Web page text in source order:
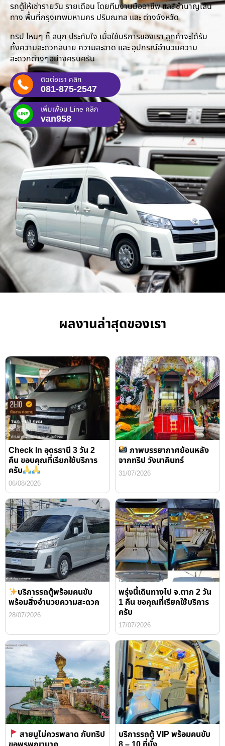
รถตู้ให้เช่ารายวัน รายเดือน โดยทีมงานมืออาชีพ และ ชำนาญเส้น
ทาง พื้นที่กรุงเทพมหานคร ปริมณฑล และ ต่างจังหวัด
ทริป ไหนๆ ก็ สนุก ประทับใจ เมื่อใช้บริการของเรา ลูกค้าจะได้รับ
ทั้งความสะดวกสบาย ความสะอาด และ อุปกรณ์อำนวยความ
สะดวกต่างๆอย่างครบครัน
ติดต่อเรา คลิก
081-875-2547
เพิ่มเพื่อน Line คลิก
van958
ผลงานล่าสุดของเรา
Check In อุดรธานี 3 วัน 2
คืน ขอบคุณที่เรียกใช้บริการ
ครับ
06/08/2026
ภาพบรรยากาศย้อนหลัง
จากทริป วังนาคินทร์
31/07/2026
บริการรถตู้พร้อมคนขับ
พร้อมสิ่งอำนวยความสะดวก
28/07/2026
พรุ่งนี้เดินทางไป จ.ตาก 2 วัน
1 คืน ขอคุณที่เรียกใช้บริการ
ครับ
17/07/2026
สายมูไม่ควรพลาด กับทริป
บริการรถตู้ VIP พร้อมคนขับ